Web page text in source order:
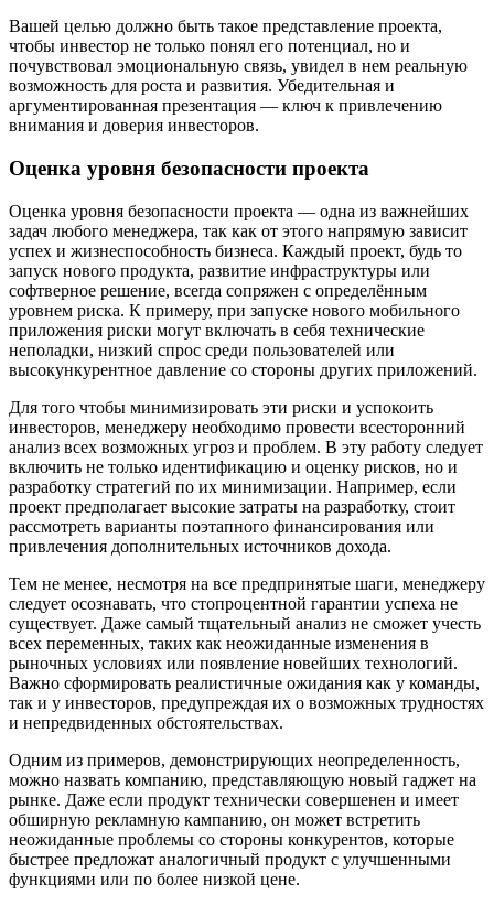
Вашей целью должно быть такое представление проекта,
чтобы инвестор не только понял его потенциал, но и
почувствовал эмоциональную связь, увидел в нем реальную
возможность для роста и развития. Убедительная и
аргументированная презентация — ключ к привлечению
внимания и доверия инвесторов.
Оценка уровня безопасности проекта
Оценка уровня безопасности проекта — одна из важнейших
задач любого менеджера, так как от этого напрямую зависит
успех и жизнеспособность бизнеса. Каждый проект, будь то
запуск нового продукта, развитие инфраструктуры или
софтверное решение, всегда сопряжен с определённым
уровнем риска. К примеру, при запуске нового мобильного
приложения риски могут включать в себя технические
неполадки, низкий спрос среди пользователей или
высокункурентное давление со стороны других приложений.
Для того чтобы минимизировать эти риски и успокоить
инвесторов, менеджеру необходимо провести всесторонний
анализ всех возможных угроз и проблем. В эту работу следует
включить не только идентификацию и оценку рисков, но и
разработку стратегий по их минимизации. Например, если
проект предполагает высокие затраты на разработку, стоит
рассмотреть варианты поэтапного финансирования или
привлечения дополнительных источников дохода.
Тем не менее, несмотря на все предпринятые шаги, менеджеру
следует осознавать, что стопроцентной гарантии успеха не
существует. Даже самый тщательный анализ не сможет учесть
всех переменных, таких как неожиданные изменения в
рыночных условиях или появление новейших технологий.
Важно сформировать реалистичные ожидания как у команды,
так и у инвесторов, предупреждая их о возможных трудностях
и непредвиденных обстоятельствах.
Одним из примеров, демонстрирующих неопределенность,
можно назвать компанию, представляющую новый гаджет на
рынке. Даже если продукт технически совершенен и имеет
обширную рекламную кампанию, он может встретить
неожиданные проблемы со стороны конкурентов, которые
быстрее предложат аналогичный продукт с улучшенными
функциями или по более низкой цене.